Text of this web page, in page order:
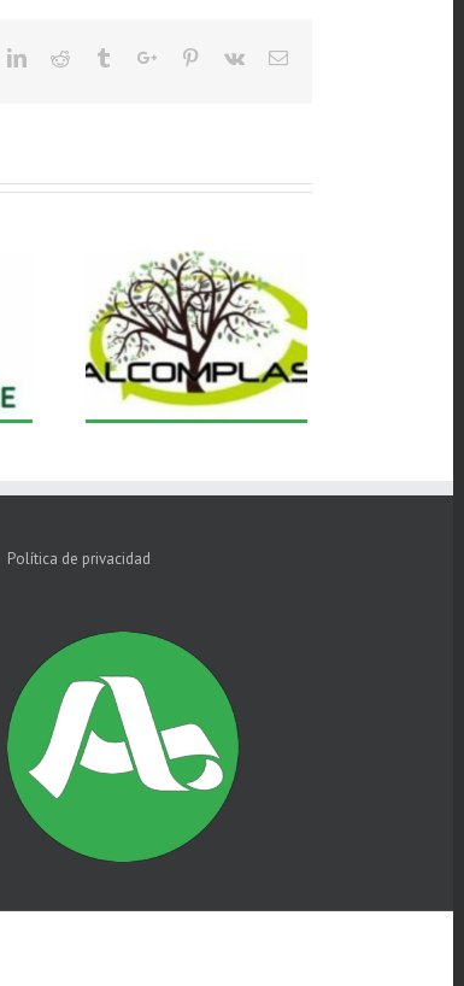
LinkedinReddit TumblrGoogle+Pinterest
Vk Email
S.L.
Política de privacidad